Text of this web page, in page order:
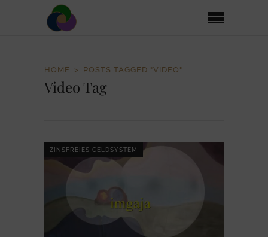
HOME POSTS TAGGED "VIDEO"
Video Tag
ZINSFREIES GELDSYSTEM